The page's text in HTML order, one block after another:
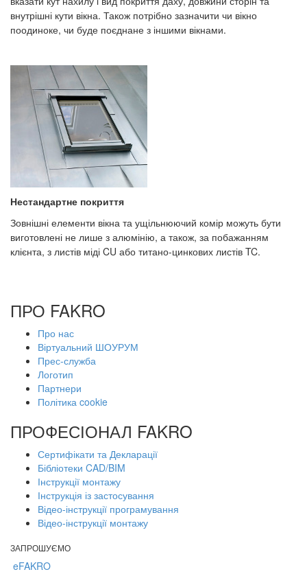
внутрішні кути вікна. Також потрібно зазначити чи вікно
поодиноке, чи буде поєднане з іншими вікнами.
Нестандартне покриття
Зовнішні елементи вікна та ущільнюючий комір можуть бути
виготовлені не лише з алюмінію, а також, за побажанням
клієнта, з листів міді CU або титано-цинкових листів TC.
ПРО FAKRO
Про нас
Віртуальний ШОУРУМ
Прес-служба
Логотип
Партнери
Політика cookie
ПРОФЕСІОНАЛ FAKRO
Сертифікати та Декларації
Бібліотеки CAD/BIM
Інструкції монтажу
Інструкція із застосування
Відео-інструкції програмування
Відео-інструкції монтажу
ЗАПРОШУЄМО
eFAKRO